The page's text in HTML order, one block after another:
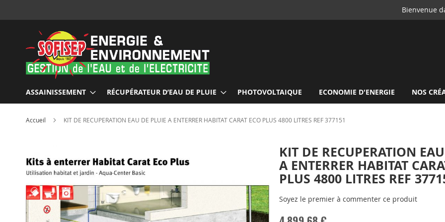
au
contenu
Bienvenue
ASSAINISSEMENT RÉCUPÉRATEUR D’EAU DE PLUIE PHOTOVOLTAIQUE ECONOMIE D'ENERGIE NOS
Accueil KIT DE RECUPERATION EAU DE PLUIE A ENTERRER HABITAT CARAT ECO PLUS 4800 LITRES REF 377151
to
the
of
the
images
gallery
KIT DE RECUPERATION
A ENTERRER HABITAT
PLUS 4800 LITRES REF
Soyez le premier à commenter ce produit